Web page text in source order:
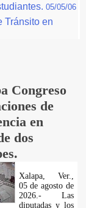
05/05/06
Tránsito en
Congreso
de
en
dos
Xalapa, Ver.,
05 de agosto de
2026.- Las
diputadas y los